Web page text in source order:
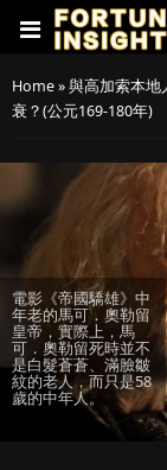
Home»與高加索本地
衰？(公元169-180年)
電影《帝國驕雄》中
年老的馬可．奧勒留
皇帝，實際上，馬
可．奧勒留死時並不
是白髮蒼蒼、滿臉皺
紋的老人，而只是58
歲的中年人。